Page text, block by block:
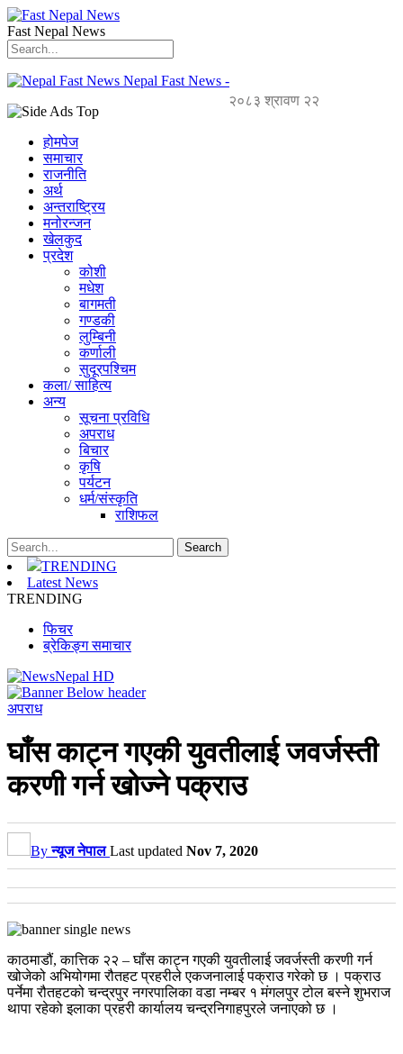
Fast Nepal News
Nepal Fast News -
२०८३ श्रावण २२
होमपेज
समाचार
राजनीति
अर्थ
अन्तराष्ट्रिय
मनोरन्जन
खेलकुद
प्रदेश
कोशी
मधेश
बागमती
गण्डकी
लुम्बिनी
कर्णाली
सुदूरपश्चिम
कला/ साहित्य
अन्य
सूचना प्रविधि
अपराध
बिचार
कृषि
पर्यटन
धर्म/संस्कृति
राशिफल
TRENDING
Latest News
TRENDING
फिचर
ब्रेकिङ्ग समाचार
अपराध
घाँस काट्न ग‌एकी युवतीलाई जवर्जस्ती
करणी गर्न खोज्ने पक्राउ
Byन्यूज नेपाल Last updated Nov 7, 2020
काठमाडौं, कात्तिक २२ – घाँस काट्न ग‌एकी युवतीलाई जवर्जस्ती करणी गर्न
खोजेको अभियोगमा रौतहट प्रहरीले एकजनालाई पक्राउ गरेको छ । पक्राउ
पर्नेमा रौतहटको चन्द्रपुर नगरपालिका वडा नम्बर १ मंगलपुर टोल बस्ने शुभराज
थापा रहेको इलाका प्रहरी कार्यालय चन्द्रनिगाहपुरले जनाएको छ ।